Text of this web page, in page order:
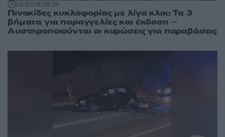
08:5209.08.26
Πινακίδες κυκλοφορίας με λίγα κλικ: Τα 3
βήματα για παραγγελίες και έκδοση –
Αυστηροποιούνται οι κυρώσεις για παραβάσεις